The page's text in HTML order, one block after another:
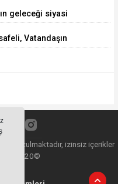
geleceği siyasi
Vatandaşın
tutulmaktadır, izinsiz içerikler
2020©